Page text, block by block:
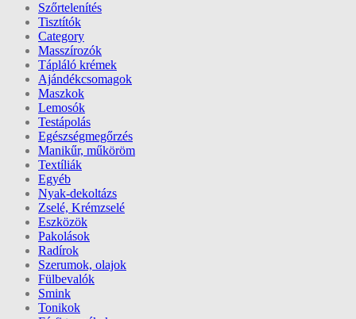
Szőrtelenítés
Tisztítók
Category
Masszírozók
Tápláló krémek
Ajándékcsomagok
Maszkok
Lemosók
Testápolás
Egészségmegőrzés
Manikűr, műköröm
Textíliák
Egyéb
Nyak-dekoltázs
Zselé, Krémzselé
Eszközök
Pakolások
Radírok
Szerumok, olajok
Fülbevalók
Smink
Tonikok